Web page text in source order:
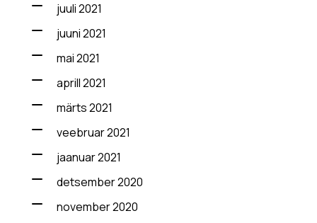
juuli 2021
juuni 2021
mai 2021
aprill 2021
märts 2021
veebruar 2021
jaanuar 2021
detsember 2020
november 2020